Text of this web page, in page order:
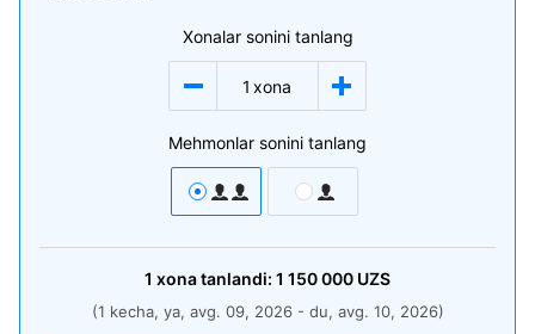
Xonalar sonini tanlang
1 xona
Mehmonlar sonini tanlang
1 xonatanlandi: 1 150 000 UZS
(1 kecha, ya, avg. 09, 2026 - du, avg. 10, 2026)